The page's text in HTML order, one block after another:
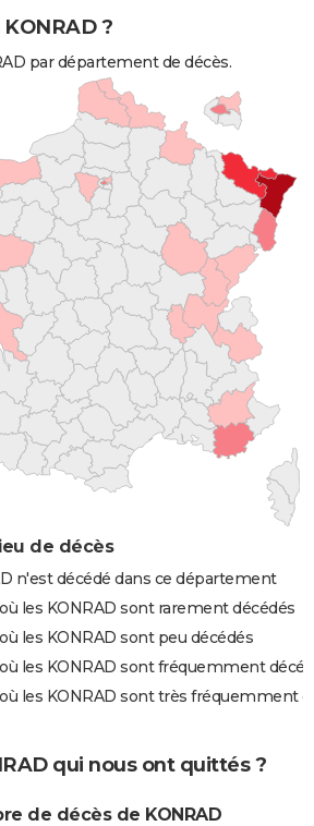
?
par département de décès.
de décès
n'est décédé dans ce département
les KONRAD sont rarement décédés
les KONRAD sont peu décédés
les KONRAD sont fréquemment
les KONRAD sont très fréquemment
qui nous ont quittés ?
de décès de KONRAD